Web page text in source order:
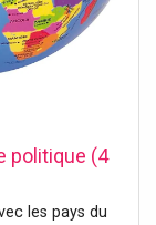
politique (4
les pays du